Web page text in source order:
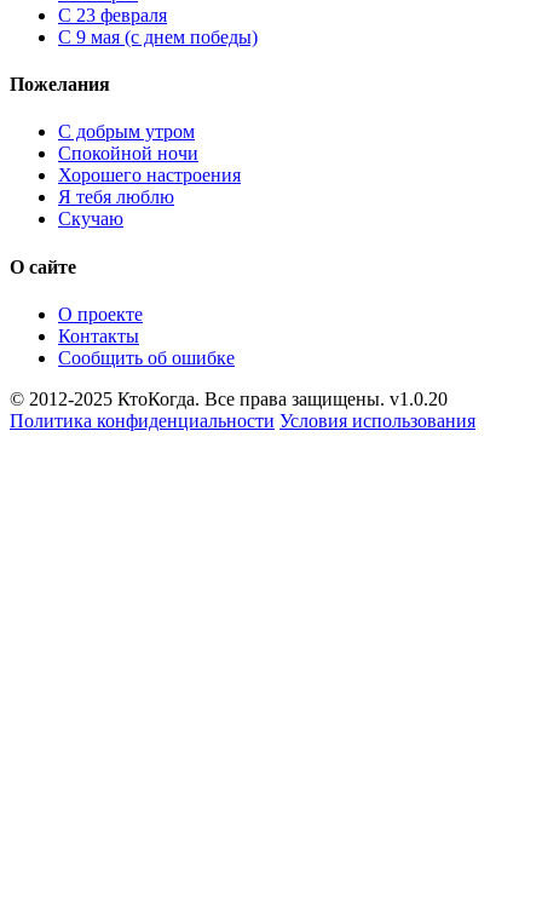
С 23 февраля
С 9 мая (с днем победы)
Пожелания
С добрым утром
Спокойной ночи
Хорошего настроения
Я тебя люблю
Скучаю
О сайте
О проекте
Контакты
Сообщить об ошибке
© 2012-2025 КтоКогда. Все права защищены. v1.0.20
Политика конфиденциальности Условия использования